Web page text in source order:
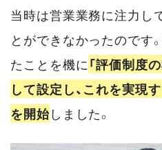
当時は営業業務に注力し
とができなかったのです
たことを機に「評価制度
して設定し、これを実現
を開始しました。